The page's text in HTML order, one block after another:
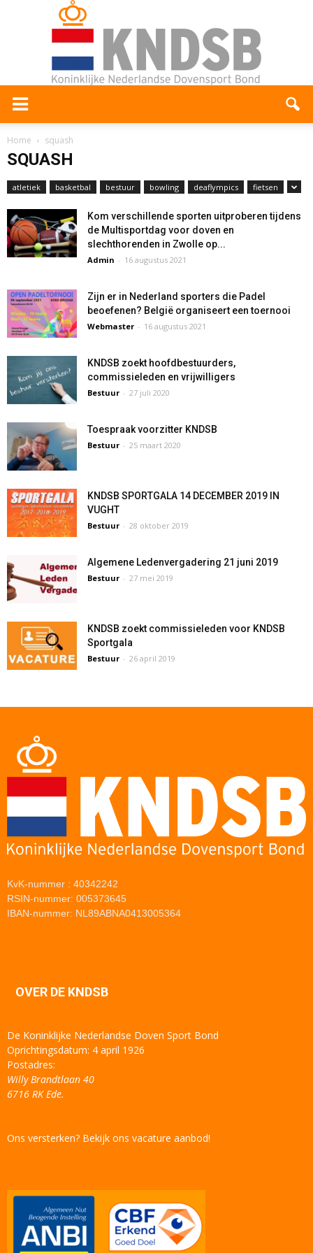
Home squash
SQUASH
atletiek basketbal bestuur bowling deaflympics fietsen
Kom verschillende sporten uitproberen tijdens
de Multisportdag voor doven en
slechthorenden in Zwolle op...
Admin - 16 augustus 2021
Zijn er in Nederland sporters die Padel
beoefenen? België organiseert een toernooi
Webmaster - 16 augustus 2021
KNDSB zoekt hoofdbestuurders,
commissieleden en vrijwilligers
Bestuur - 27 juli 2020
Toespraak voorzitter KNDSB
Bestuur - 25 maart 2020
KNDSB SPORTGALA 14 DECEMBER 2019 IN
VUGHT
Bestuur - 28 oktober 2019
Algemene Ledenvergadering 21 juni 2019
Bestuur - 27 mei 2019
KNDSB zoekt commissieleden voor KNDSB
Sportgala
Bestuur - 26 april 2019
KvK-nummer : 40342242
RSIN-nummer: 005373645
IBAN-nummer: NL89ABNA0413005364
OVER DE KNDSB
De Koninklijke Nederlandse Doven Sport Bond
Oprichtingsdatum: 4 april 1926
Postadres:
Willy Brandtlaan 40
6716 RK Ede.
Ons versterken? Bekijk ons vacature aanbod!